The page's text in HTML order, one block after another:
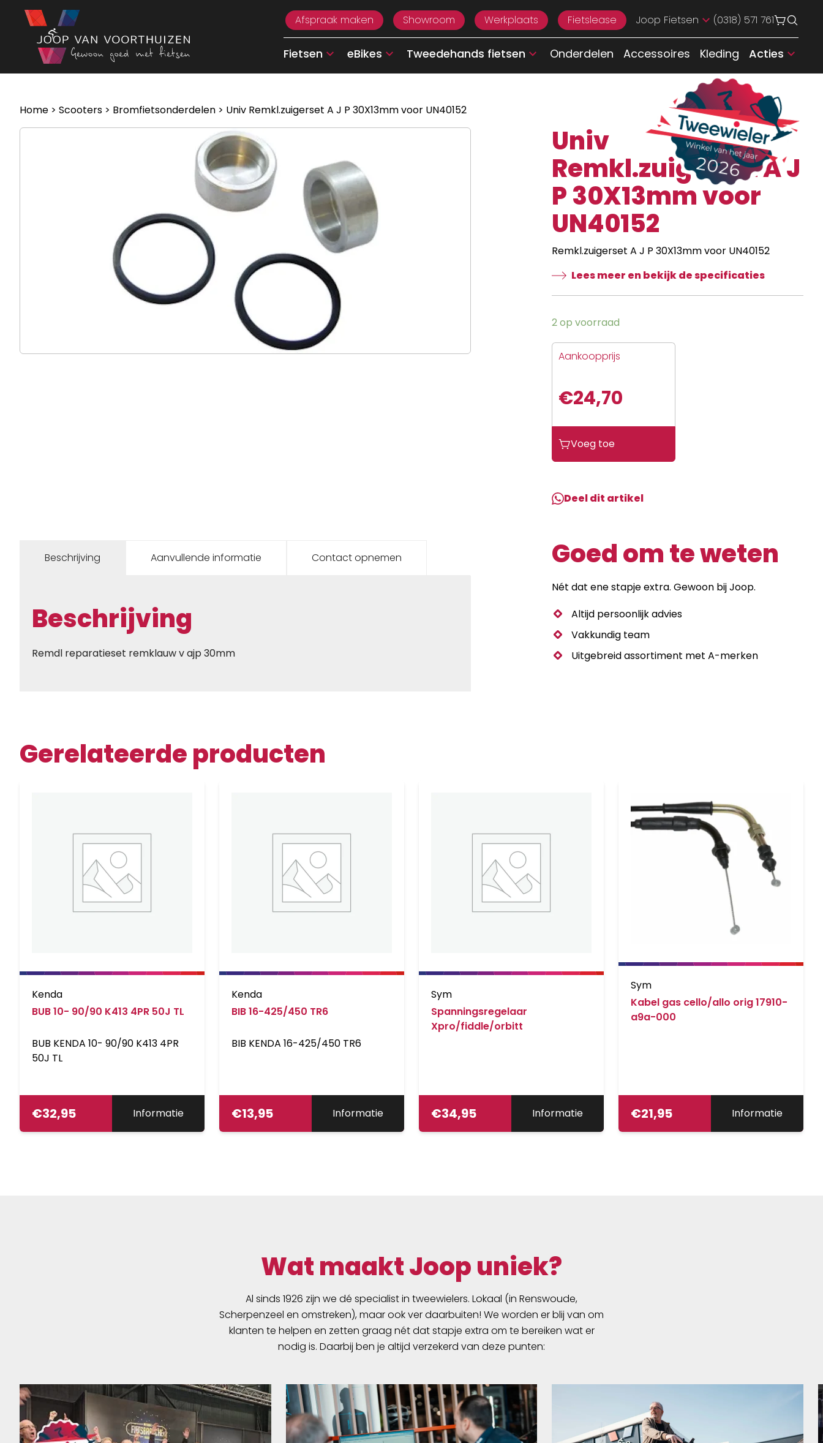
Ga naar de inhoud
Afspraak maken
Showroom Werkplaats Fietslease Joop Fietsen (0318) 571 761
Fietsen eBikes Tweedehands fietsen Onderdelen Accessoires Kleding Acties
Home > Scooters > Bromfietsonderdelen > Univ Remkl.zuigerset A J P 30X13mm voor UN40152
Univ
Remkl.zuigerset A J
P 30X13mm voor
UN40152
Remkl.zuigerset A J P 30X13mm voor UN40152
Lees meer en bekijk de specificaties
2 op voorraad
Aankoopprijs
€24,70
Remkl.zuigerset
A
P
30X13mm
aantal
Voeg toe
Deel dit artikel
Beschrijving Aanvullende informatie Contact opnemen
Beschrijving
Remdl reparatieset remklauw v ajp 30mm
Goed om te weten
Nét dat ene stapje extra. Gewoon bij Joop.
Altijd persoonlijk advies
Vakkundig team
Uitgebreid assortiment met A-merken
Gerelateerde producten
Kenda
BUB 10- 90/90 K413 4PR 50J TL
BUB KENDA 10- 90/90 K413 4PR
50J TL
€32,95 Informatie
Kenda
BIB 16-425/450 TR6
BIB KENDA 16-425/450 TR6
€13,95 Informatie
Sym
Spanningsregelaar
Xpro/fiddle/orbitt
€34,95 Informatie
Sym
Kabel gas cello/allo orig 17910-
a9a-000
€21,95 Informatie
Wat maakt Joop uniek?
Al sinds 1926 zijn we dé specialist in tweewielers. Lokaal (in Renswoude,
Scherpenzeel en omstreken), maar ook ver daarbuiten! We worden er blij van om
klanten te helpen en zetten graag nét dat stapje extra om te bereiken wat er
nodig is. Daarbij ben je altijd verzekerd van deze punten: